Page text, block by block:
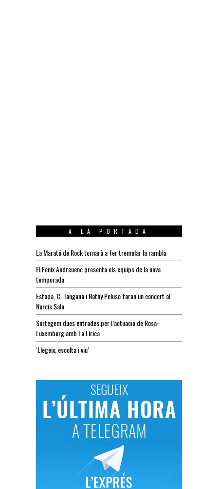
A LA PORTADA
La Marató de Rock tornarà a fer tremolar la rambla
El Fènix Andreuenc presenta els equips de la nova
temporada
Estopa, C. Tangana i Nathy Peluso faran un concert al
Narcís Sala
Sortegem dues entrades per l’actuació de Rosa-
Luxemburg amb La Lírica
‘Llegeix, escolta i viu’